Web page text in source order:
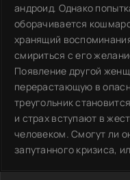
андроид. Однако
оборачивается
хранящий
смириться с его
Появление другой
перерастающую в
треугольник
и страх вступают в
человеком. Смогут ли
запутанного кризиса,